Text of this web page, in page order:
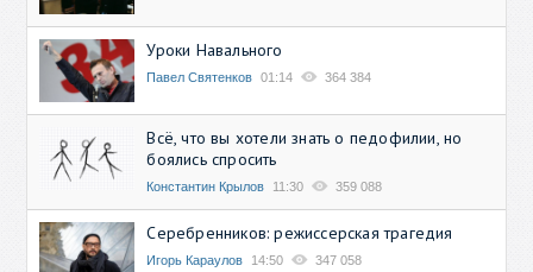
Уроки Навального
Павел Святенков 01:14 364 384
Всё, что вы хотели знать о педофилии, но
боялись спросить
Константин Крылов 11:30 359 088
Серебренников: режиссерская трагедия
Игорь Караулов 14:50 347 058